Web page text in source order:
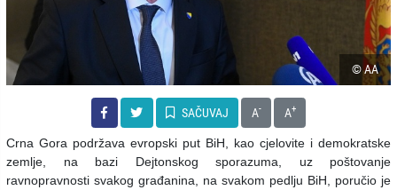
© AA
SAČUVAJ A- A+
Crna Gora podržava evropski put BiH, kao cjelovite i demokratske
zemlje, na bazi Dejtonskog sporazuma, uz poštovanje
ravnopravnosti svakog građanina, na svakom pedlju BiH, poručio je